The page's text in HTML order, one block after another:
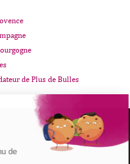
de Plus de Bulles